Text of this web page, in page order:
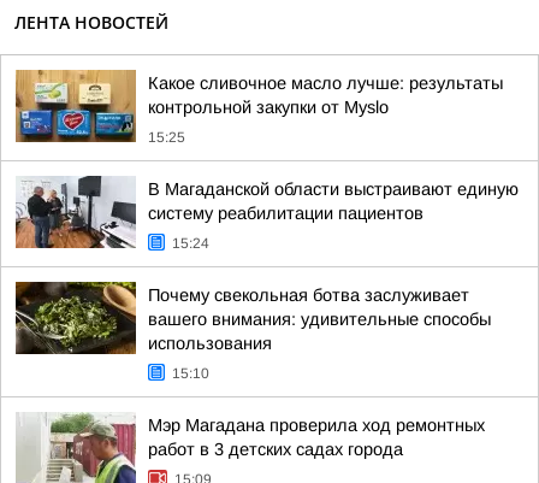
ЛЕНТА НОВОСТЕЙ
Какое сливочное масло лучше: результаты
контрольной закупки от Myslo
15:25
В Магаданской области выстраивают единую
систему реабилитации пациентов
15:24
Почему свекольная ботва заслуживает
вашего внимания: удивительные способы
использования
15:10
Мэр Магадана проверила ход ремонтных
работ в 3 детских садах города
15:09